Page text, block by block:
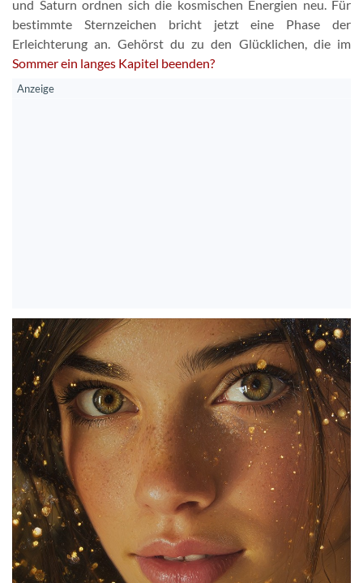
und Saturn ordnen sich die kosmischen Energien neu. Für
bestimmte Sternzeichen bricht jetzt eine Phase der
Erleichterung an. Gehörst du zu den Glücklichen, die im
Sommer ein langes Kapitel beenden?